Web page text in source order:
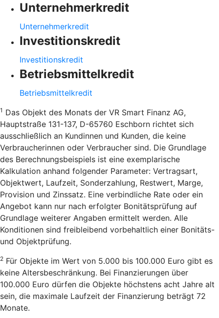
Unternehmerkredit
Unternehmerkredit
Investitionskredit
Investitionskredit
Betriebsmittelkredit
Betriebsmittelkredit
1 Das Objekt des Monats der VR Smart Finanz AG,
Hauptstraße 131-137, D-65760 Eschborn richtet sich
ausschließlich an Kundinnen und Kunden, die keine
Verbraucherinnen oder Verbraucher sind. Die Grundlage
des Berechnungsbeispiels ist eine exemplarische
Kalkulation anhand folgender Parameter: Vertragsart,
Objektwert, Laufzeit, Sonderzahlung, Restwert, Marge,
Provision und Zinssatz. Eine verbindliche Rate oder ein
Angebot kann nur nach erfolgter Bonitätsprüfung auf
Grundlage weiterer Angaben ermittelt werden. Alle
Konditionen sind freibleibend vorbehaltlich einer Bonitäts-
und Objektprüfung.
2 Für Objekte im Wert von 5.000 bis 100.000 Euro gibt es
keine Altersbeschränkung. Bei Finanzierungen über
100.000 Euro dürfen die Objekte höchstens acht Jahre alt
sein, die maximale Laufzeit der Finanzierung beträgt 72
Monate.